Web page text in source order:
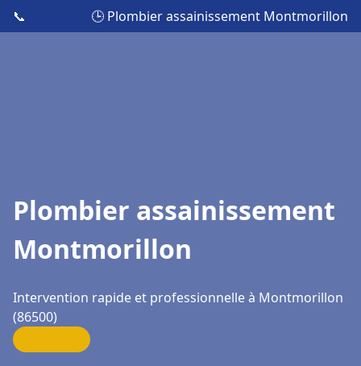
📞 🕒 Plombier assainissement Montmorillon
Plombier assainissement
Montmorillon
Intervention rapide et professionnelle à Montmorillon
(86500)